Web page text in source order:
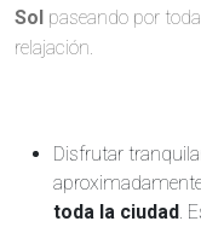
Sol paseando por
relajación.
Disfrutar
toda la ciudad .